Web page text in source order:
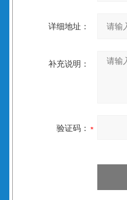
详细地址：
补充说明：
验证码：